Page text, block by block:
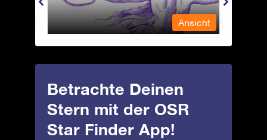
Ansicht
Betrachte Deinen
Stern mit der OSR
Star Finder App!